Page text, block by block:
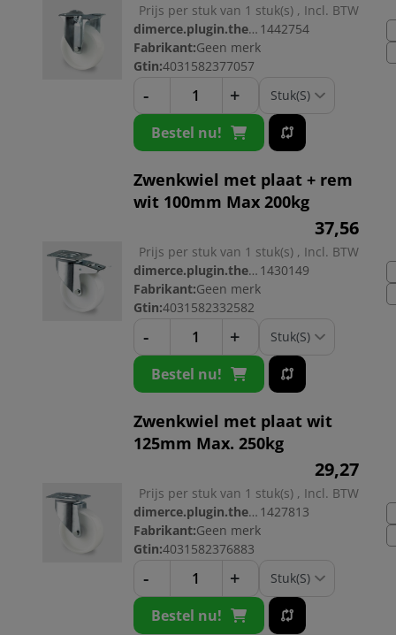
Prijs per stuk van 1 stuk(s) , Incl. BTW
dimerce.plugin.theme.productnr: 1442754
Fabrikant:Geen merk
Gtin:4031582377057
- +
Bestel nu!
Zwenkwiel met plaat + rem
wit 100mm Max 200kg
37,56
Prijs per stuk van 1 stuk(s) , Incl. BTW
dimerce.plugin.theme.productnr: 1430149
Fabrikant:Geen merk
Gtin:4031582332582
- +
Bestel nu!
Zwenkwiel met plaat wit
125mm Max. 250kg
29,27
Prijs per stuk van 1 stuk(s) , Incl. BTW
dimerce.plugin.theme.productnr: 1427813
Fabrikant:Geen merk
Gtin:4031582376883
- +
Bestel nu!